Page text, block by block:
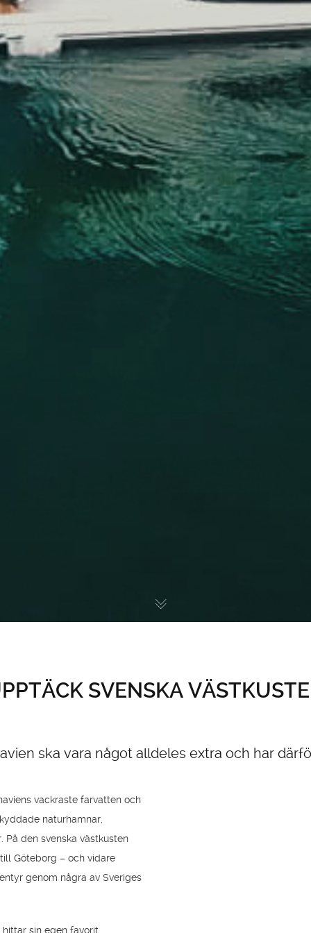
SVENSKA
ska vara något alldeles extra och har
vackraste farvatten och
naturhamnar,
På den svenska västkusten
Göteborg – och vidare
genom några av Sveriges
sin egen favorit.
TILL SALU
SHOP
KONTAKT